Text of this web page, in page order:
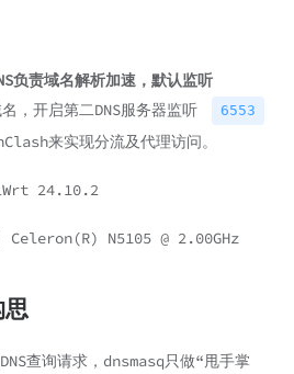
负责域名解析加速，默认监听
，开启第二DNS服务器监听 6553
来实现分流及代理访问。
24.10.2
N5105 @ 2.00GHz
思
查询请求，dnsmasq只做“甩手掌